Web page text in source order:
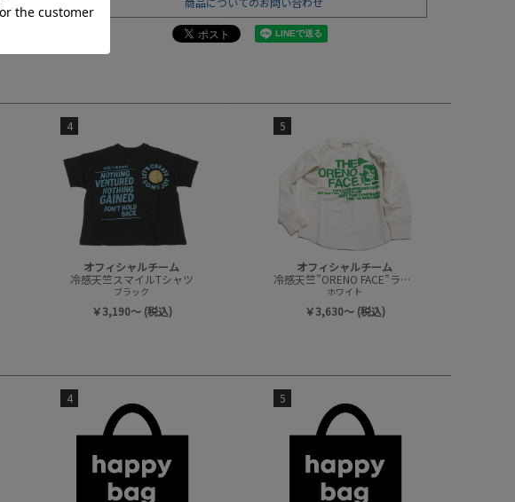
4
オフィシャルチーム
冷感天竺スマイルTシャツ
ブラック
￥3,190～ (税込)
5
オフィシャルチーム
冷感天竺”ORENO FACE”ラウンドTシャツ
ホワイト
￥3,630～ (税込)
4 5